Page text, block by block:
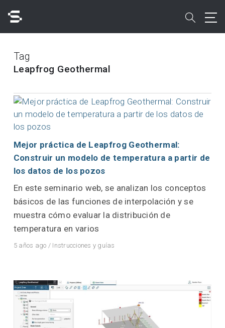
main
Acceso rápido a
search
Tag
Leapfrog Geothermal
Mejor práctica de Leapfrog Geothermal:
Construir un modelo de temperatura a partir de
los datos de los pozos
En este seminario web, se analizan los conceptos
básicos de las funciones de interpolación y se
muestra cómo evaluar la distribución de
temperatura en varios
5 años ago / Instrucciones y guías